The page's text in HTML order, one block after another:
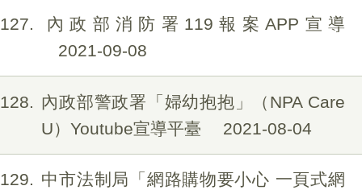
127
內政部消防署119報案APP宣導
2021-09-08
128
內政部警政署「婦幼抱抱」（NPA Care
U）Youtube宣導平臺
2021-08-04
129
中市法制局「網路購物要小心 一頁式網